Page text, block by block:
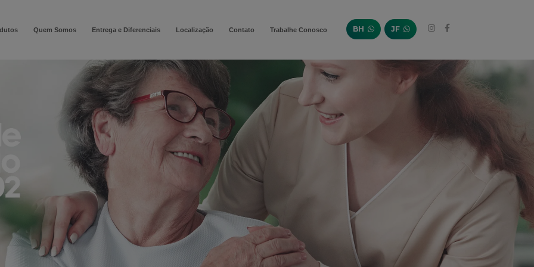
Quem Somos Entrega e Diferenciais Localização Contato Trabalhe Conosco BH JF